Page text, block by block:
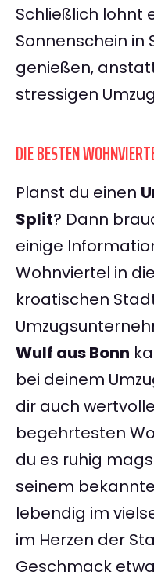
Schließlich lohnt
Sonnenschein in
genießen,
stressigen
DIE BESTEN
Planst du einen
Split? Dann
einige
Wohnviertel in
kroatischen
Wulf aus Bonn
bei deinem
dir auch
begehrtesten
du es ruhig
seinem
lebendig im
im Herzen der
Geschmack